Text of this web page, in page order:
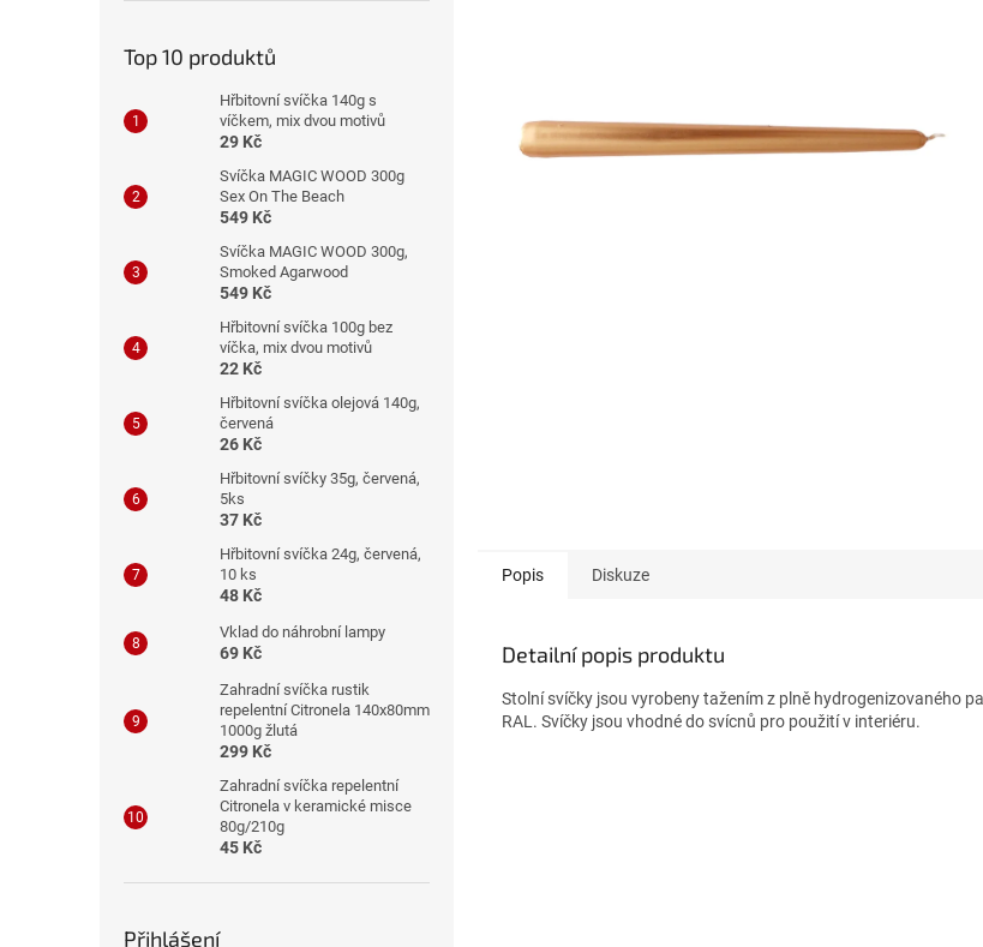
Top 10 produktů
Hřbitovní svíčka 140g s
víčkem, mix dvou motivů
29 Kč
Svíčka MAGIC WOOD 300g
Sex On The Beach
549 Kč
Svíčka MAGIC WOOD 300g,
Smoked Agarwood
549 Kč
Hřbitovní svíčka 100g bez
víčka, mix dvou motivů
22 Kč
Hřbitovní svíčka olejová 140g,
červená
26 Kč
Hřbitovní svíčky 35g, červená,
5ks
37 Kč
Hřbitovní svíčka 24g, červená,
10 ks
48 Kč
Vklad do náhrobní lampy
69 Kč
Zahradní svíčka rustik
repelentní Citronela 140x80mm
1000g žlutá
299 Kč
Zahradní svíčka repelentní
Citronela v keramické misce
80g/210g
45 Kč
Přihlášení
Popis Diskuze
Detailní popis produktu
Stolní svíčky jsou vyrobeny tažením z plně hydrogenizovaného
RAL. Svíčky jsou vhodné do svícnů pro použití v interiéru.